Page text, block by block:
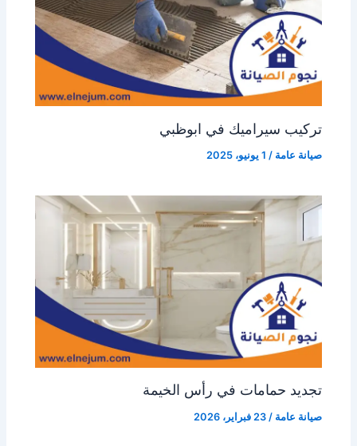
تركيب سيراميك في ابوظبي
صيانة عامة / 1 يونيو، 2025
تجديد حمامات في رأس الخيمة
صيانة عامة /23 فبراير، 2026